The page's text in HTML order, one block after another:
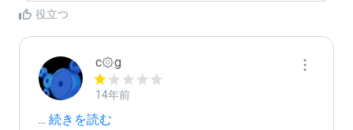
役立つ
c۞g
14年前
... 続きを読む